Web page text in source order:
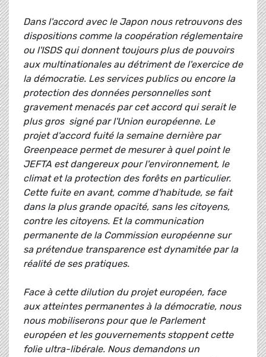
Dans l'accord avec le Japon nous retrouvons des
dispositions comme la coopération réglementaire
ou l'ISDS qui donnent toujours plus de pouvoirs
aux multinationales au détriment de l'exercice de
la démocratie. Les services publics ou encore la
protection des données personnelles sont
gravement menacés par cet accord qui serait le
plus gros signé par l'Union européenne. Le
projet d'accord fuité la semaine dernière par
Greenpeace permet de mesurer à quel point le
JEFTA est dangereux pour l'environnement, le
climat et la protection des forêts en particulier.
Cette fuite en avant, comme d'habitude, se fait
dans la plus grande opacité, sans les citoyens,
contre les citoyens. Et la communication
permanente de la Commission européenne sur
sa prétendue transparence est dynamitée par la
réalité de ses pratiques.
Face à cette dilution du projet européen, face
aux atteintes permanentes à la démocratie, nous
nous mobiliserons pour que le Parlement
européen et les gouvernements stoppent cette
folie ultra-libérale. Nous demandons un